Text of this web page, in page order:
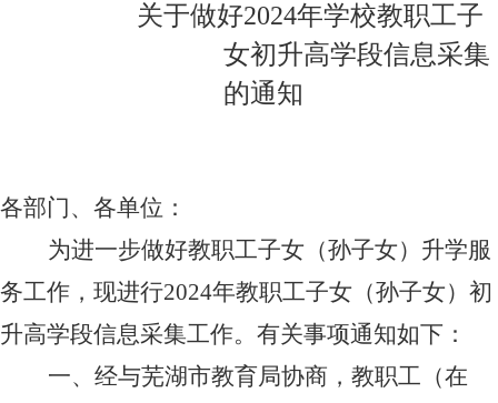
关于做好2024年学校教职工子
女初升高学段信息采集
的通知
各部门、各单位：
为进一步做好教职工子女（孙子女）升学服
务工作，现进行2024年教职工子女（孙子女）初
升高学段信息采集工作。有关事项通知如下：
一、经与芜湖市教育局协商，教职工（在